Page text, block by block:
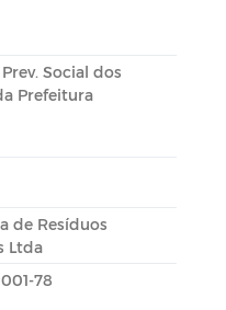
Social dos
Prefeitura
de Resíduos
Ltda
78